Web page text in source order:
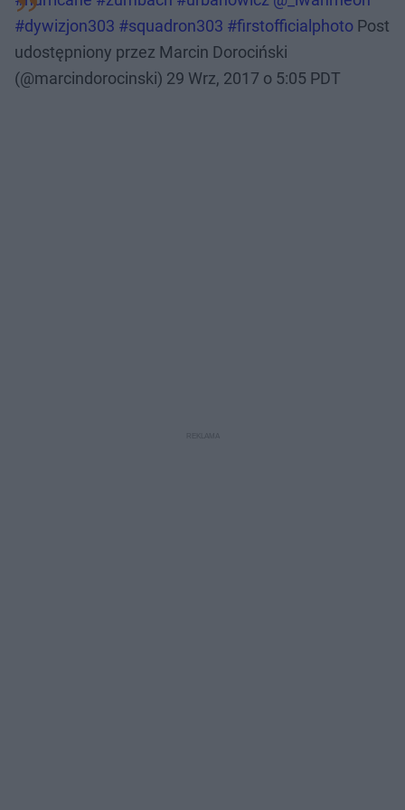
#dywizjon303 #squadron303 #firstofficialphoto Post
udostępniony przez Marcin Dorociński
(@marcindorocinski) 29 Wrz, 2017 o 5:05 PDT